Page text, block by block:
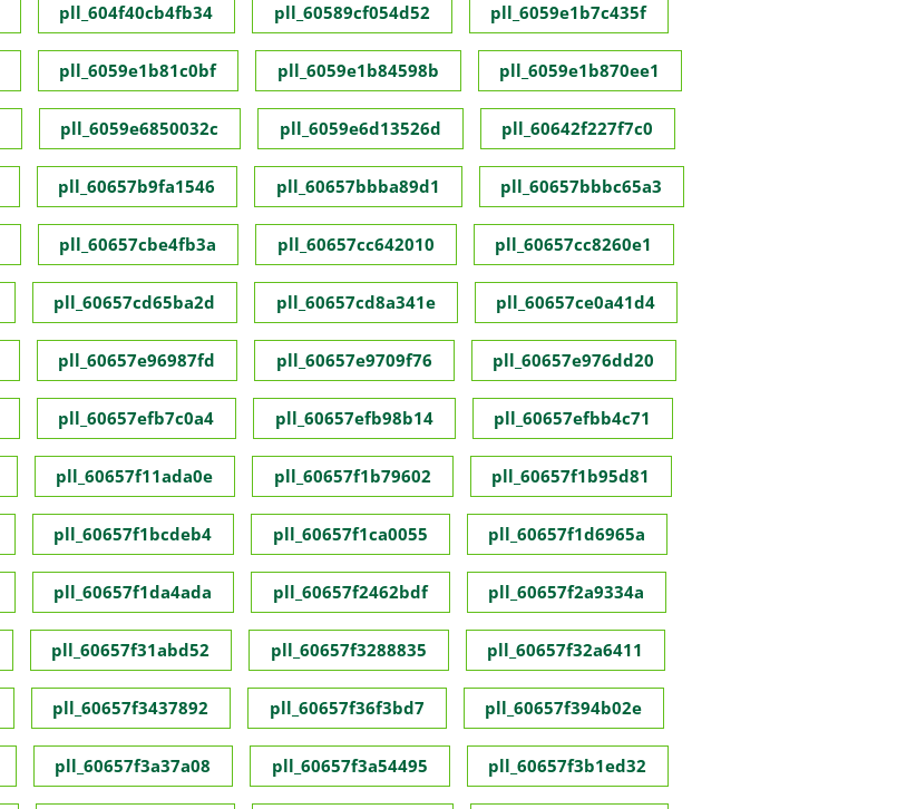
pll_604f40cb4fb34 pll_60589cf054d52 pll_6059e1b7c435f
pll_6059e1b81c0bf pll_6059e1b84598b pll_6059e1b870ee1
pll_6059e6850032c pll_6059e6d13526d pll_60642f227f7c0
pll_60657b9fa1546 pll_60657bbba89d1 pll_60657bbbc65a3
pll_60657cbe4fb3a pll_60657cc642010 pll_60657cc8260e1
pll_60657cd65ba2d pll_60657cd8a341e pll_60657ce0a41d4
pll_60657e96987fd pll_60657e9709f76 pll_60657e976dd20
pll_60657efb7c0a4 pll_60657efb98b14 pll_60657efbb4c71
pll_60657f11ada0e pll_60657f1b79602 pll_60657f1b95d81
pll_60657f1bcdeb4 pll_60657f1ca0055 pll_60657f1d6965a
pll_60657f1da4ada pll_60657f2462bdf pll_60657f2a9334a
pll_60657f31abd52 pll_60657f3288835 pll_60657f32a6411
pll_60657f3437892 pll_60657f36f3bd7 pll_60657f394b02e
pll_60657f3a37a08 pll_60657f3a54495 pll_60657f3b1ed32